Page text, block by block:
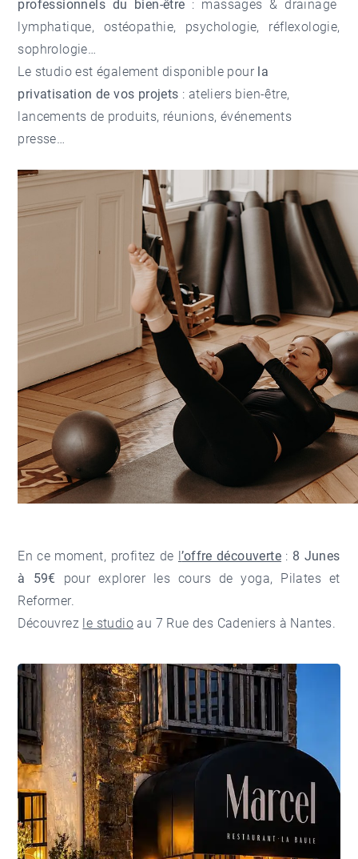
professionnels du bien-être : massages & drainage
lymphatique, ostéopathie, psychologie, réflexologie,
sophrologie…
Le studio est également disponible pour la
privatisation de vos projets : ateliers bien-être,
lancements de produits, réunions, événements
presse…
En ce moment, profitez de l’offre découverte : 8 Junes
à 59€ pour explorer les cours de yoga, Pilates et
Reformer.
Découvrez le studio au 7 Rue des Cadeniers à Nantes.